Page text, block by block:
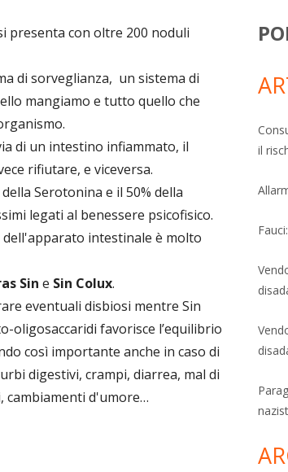
presenta con oltre 200 noduli
di sorveglianza, un sistema di
mangiamo e tutto quello che
di un intestino infiammato, il
rifiutare, e viceversa.
Serotonina e il 50% della
legati al benessere psicofisico.
dell'apparato intestinale è molto
Sin e Sin Colux.
eventuali disbiosi mentre Sin
oligosaccaridi favorisce l’equilibrio
così importante anche in caso di
digestivi, crampi, diarrea, mal di
cambiamenti d'umore…
il